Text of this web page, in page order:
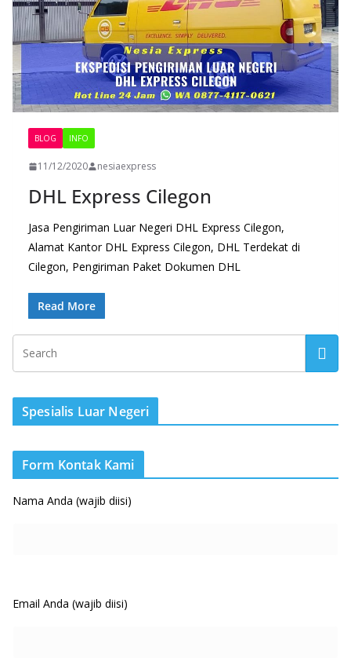
BLOG INFO
11/12/2020 nesiaexpress
DHL Express Cilegon
Jasa Pengiriman Luar Negeri DHL Express Cilegon,
Alamat Kantor DHL Express Cilegon, DHL Terdekat di
Cilegon, Pengiriman Paket Dokumen DHL
Read More
Spesialis Luar Negeri
Form Kontak Kami
Nama Anda (wajib diisi)
Email Anda (wajib diisi)